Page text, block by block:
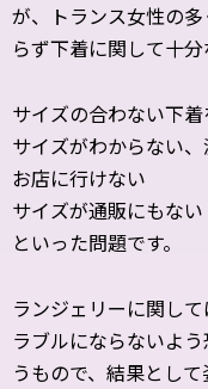
が、トランス女性の
らず下着に関して十
サイズの合わない下
サイズがわからない
お店に行けない
サイズが通販にもない
といった問題です。
ランジェリーに関し
ラブルにならないよ
うもので、結果とし